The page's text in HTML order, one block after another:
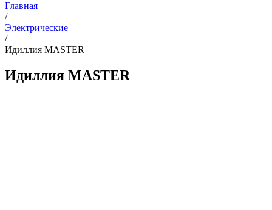
Главная
/
Электрические
/
Идиллия MASTER
Идиллия MASTER